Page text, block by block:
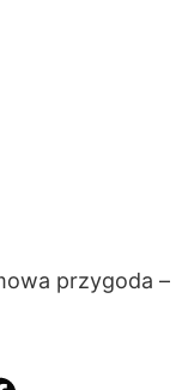
przygoda –